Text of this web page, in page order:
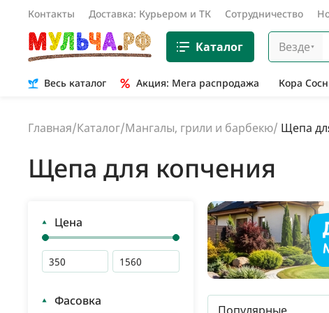
Контакты Доставка: Курьером и ТК Сотрудничество
Каталог Везде
Весь каталог Акция: Мега распродажа Кора
Главная/Каталог/Мангалы, грили и барбекю/ Щепа
Щепа для копчения
Цена
Фасовка